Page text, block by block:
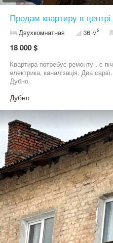
Продам квартиру в
Двухкомнатная 36 м2
18 000 $
Квартира потребує ремонту , є
електрика, каналізація, Два
Дубно.
Дубно